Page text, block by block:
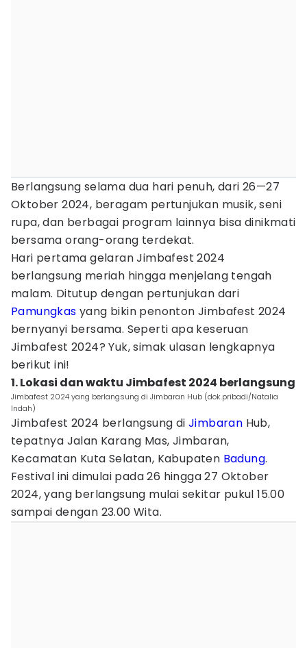
Berlangsung selama dua hari penuh, dari 26—27
Oktober 2024, beragam pertunjukan musik, seni
rupa, dan berbagai program lainnya bisa dinikmati
bersama orang-orang terdekat.
Hari pertama gelaran Jimbafest 2024
berlangsung meriah hingga menjelang tengah
malam. Ditutup dengan pertunjukan dari
Pamungkas yang bikin penonton Jimbafest 2024
bernyanyi bersama. Seperti apa keseruan
Jimbafest 2024? Yuk, simak ulasan lengkapnya
berikut ini!
1. Lokasi dan waktu Jimbafest 2024 berlangsung
Jimbafest 2024 yang berlangsung di Jimbaran Hub (dok.pribadi/Natalia
Indah)
Jimbafest 2024 berlangsung di Jimbaran Hub,
tepatnya Jalan Karang Mas, Jimbaran,
Kecamatan Kuta Selatan, Kabupaten Badung.
Festival ini dimulai pada 26 hingga 27 Oktober
2024, yang berlangsung mulai sekitar pukul 15.00
sampai dengan 23.00 Wita.